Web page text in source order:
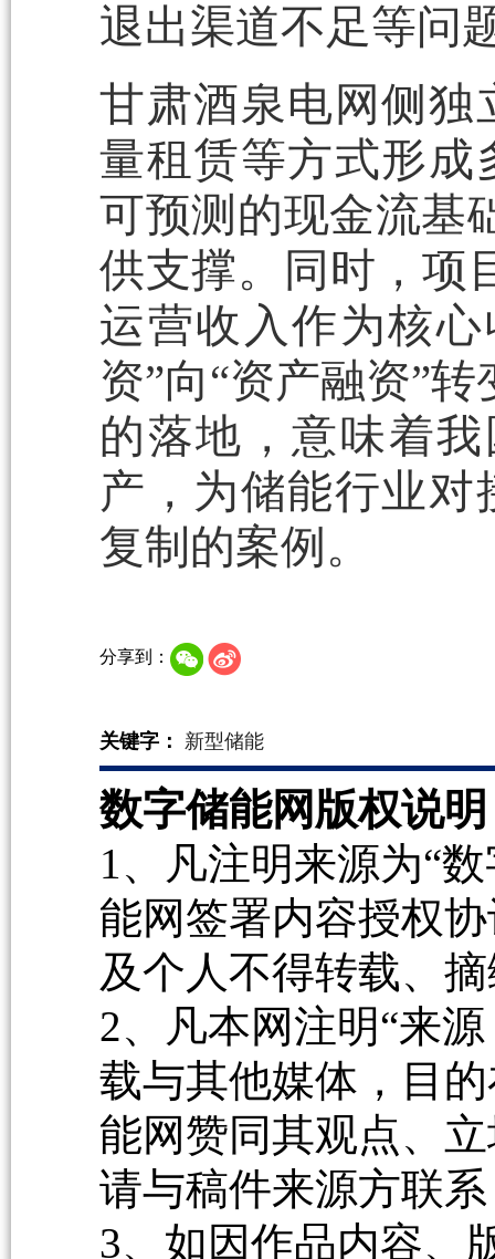
退出渠道不足等问
甘肃酒泉电网侧独
量租赁等方式形成
可预测的现金流基
供支撑。同时，项
运营收入作为核
资”向“资产融资”
的落地，意味着
产，为储能行业
复制的案例。
分享到：
关键字： 新型储能
数字储能网版权说
1、凡注明来源为“
能网签署内容授权
及个人不得转载、
2、凡本网注明“来
载与其他媒体，目
能网赞同其观点、
请与稿件来源方联
3、如因作品内容、